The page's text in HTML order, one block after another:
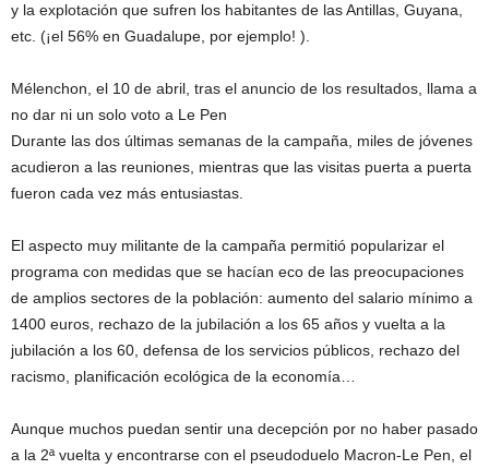
y la explotación que sufren los habitantes de las Antillas, Guyana,
etc. (¡el 56% en Guadalupe, por ejemplo! ).
Mélenchon, el 10 de abril, tras el anuncio de los resultados, llama a
no dar ni un solo voto a Le Pen
Durante las dos últimas semanas de la campaña, miles de jóvenes
acudieron a las reuniones, mientras que las visitas puerta a puerta
fueron cada vez más entusiastas.
El aspecto muy militante de la campaña permitió popularizar el
programa con medidas que se hacían eco de las preocupaciones
de amplios sectores de la población: aumento del salario mínimo a
1400 euros, rechazo de la jubilación a los 65 años y vuelta a la
jubilación a los 60, defensa de los servicios públicos, rechazo del
racismo, planificación ecológica de la economía…
Aunque muchos puedan sentir una decepción por no haber pasado
a la 2ª vuelta y encontrarse con el pseudoduelo Macron-Le Pen, el